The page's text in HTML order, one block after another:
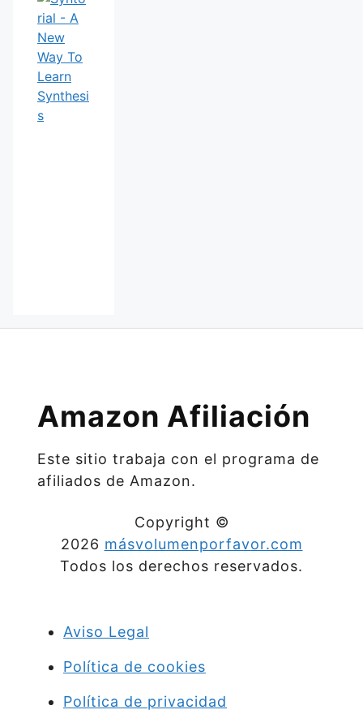
Amazon Afiliación
Este sitio trabaja con el programa de
afiliados de Amazon.
Copyright ©
2026 másvolumenporfavor.com
Todos los derechos reservados.
Aviso Legal
Política de cookies
Política de privacidad